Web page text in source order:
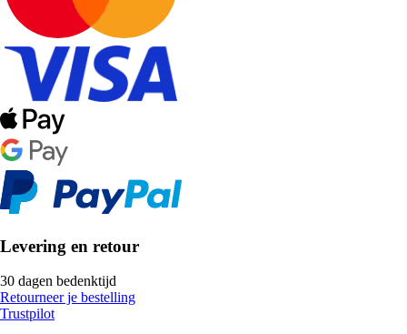
Levering en retour
30 dagen bedenktijd
Retourneer je bestelling
Trustpilot